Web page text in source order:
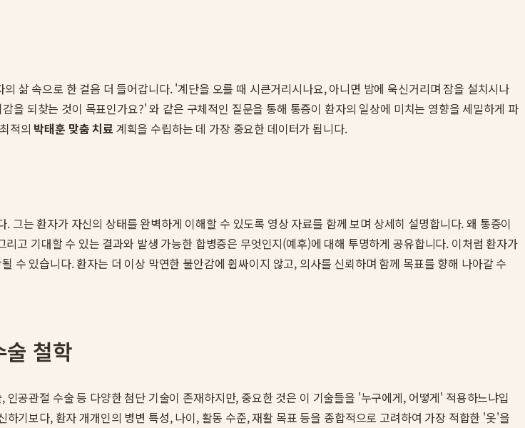
삶 속으로 한 걸음 더 들어갑니다. '계단을 오를 때 시큰거리시나요, 아니면 밤에 욱신거리며 잠을 설치시나
되찾는 것이 목표인가요?' 와 같은 구체적인 질문을 통해 통증이 환자의 일상에 미치는 영향을 세밀하게 파
적의 박태훈 맞춤 치료계획을 수립하는 데 가장 중요한 데이터가 됩니다.
는 환자가 자신의 상태를 완벽하게 이해할 수 있도록 영상 자료를 함께 보며 상세히 설명합니다. 왜 통증이
고 기대할 수 있는 결과와 발생 가능한 합병증은 무엇인지(예후)에 대해 투명하게 공유합니다. 이처럼 환자가
수 있습니다. 환자는 더 이상 막연한 불안감에 휩싸이지 않고, 의사를 신뢰하며 함께 목표를 향해 나아갈 수
철학
공관절 수술 등 다양한 첨단 기술이 존재하지만, 중요한 것은 이 기술들을 '누구에게, 어떻게' 적용하느냐입
기보다, 환자 개개인의 병변 특성, 나이, 활동 수준, 재활 목표 등을 종합적으로 고려하여 가장 적합한 '옷'을